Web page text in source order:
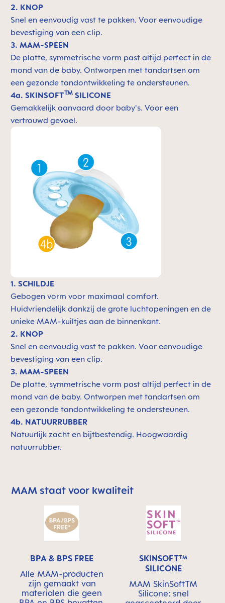
2. KNOP
Snel en eenvoudig vast te pakken. Voor eenvoudige
bevestiging van een clip.
3. MAM-SPEEN
De platte, symmetrische vorm past altijd perfect in de
mond van de baby. Ontworpen met tandartsen om
een gezonde tandontwikkeling te ondersteunen.
4a. SKINSOFTTM SILICONE
Gemakkelijk aanvaard door baby's. Voor een
vertrouwd gevoel.
1. SCHILDJE
Gebogen vorm voor maximaal comfort.
Huidvriendelijk dankzij de grote luchtopeningen en de
unieke MAM-kuiltjes aan de binnenkant.
2. KNOP
Snel en eenvoudig vast te pakken. Voor eenvoudige
bevestiging van een clip.
3. MAM-SPEEN
De platte, symmetrische vorm past altijd perfect in de
mond van de baby. Ontworpen met tandartsen om
een gezonde tandontwikkeling te ondersteunen.
4b. NATUURRUBBER
Natuurlijk zacht en bijtbestendig. Hoogwaardig
natuurrubber.
Skip MAM Means Quality Icon Bar
MAM staat voor kwaliteit
BPA & BPS FREE
Alle MAM-producten
zijn gemaakt van
materialen die geen
SKINSOFT™
SILICONE
MAM SkinSoftTM
Silicone: snel